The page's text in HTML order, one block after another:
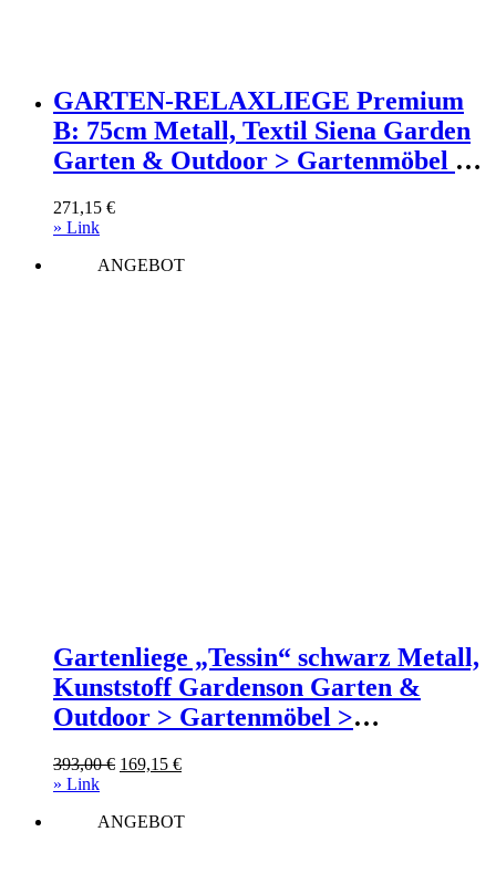
GARTEN-RELAXLIEGE Premium
B: 75cm Metall, Textil Siena Garden
Garten & Outdoor > Gartenmöbel >
271,15 €
» Link
ANGEBOT
Gartenliege „Tessin“ schwarz Metall,
Kunststoff Gardenson Garten &
Outdoor > Gartenmöbel >
393,00€ Ursprünglicher
393,00 €
169,15 €Aktueller
169,15 €.
» Link
ANGEBOT